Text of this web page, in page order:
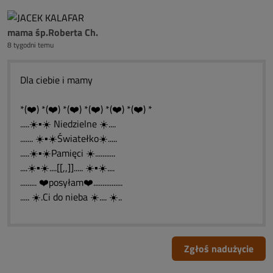
mama śp.Roberta Ch.
8 tygodni temu
Dla ciebie i mamy
*(❤️) *(❤️) *(❤️) *(❤️) *(❤️) *(❤️) *
.....☀️▪️☀️ Niedzielne ☀️....
....... ☀️▪️☀️Światełko☀️.....
.....☀️▪️☀️Pamięci ☀️...........
....☀️▪️☀️....[[,,]]..... ☀️▪️☀️....
......... ❤️posyłam❤️................
..... ☀️.Ci do nieba ☀️.... ☀️..
Zgłoś nadużycie